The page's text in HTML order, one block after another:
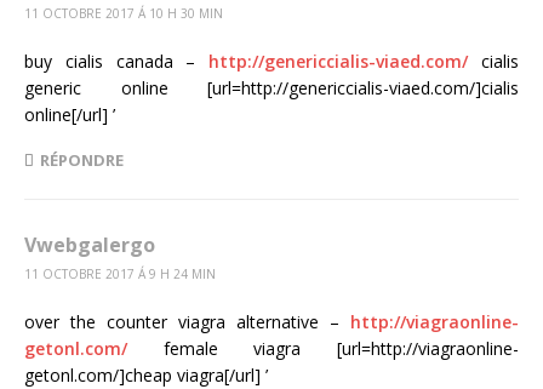
11 OCTOBRE 2017 Á 10 H 30 MIN
buy cialis canada – http://genericcialis-viaed.com/cialis
generic online [url=http://genericcialis-viaed.com/]cialis
online[/url] ’
RÉPONDRE
Vwebgalergo
11 OCTOBRE 2017 Á 9 H 24 MIN
over the counter viagra alternative – http://viagraonline-
getonl.com/female viagra [url=http://viagraonline-
getonl.com/]cheap viagra[/url] ’